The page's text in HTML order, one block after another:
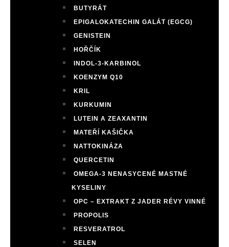
BUTYRÁT
EPIGALOKATECHIN GALÁT (EGCG)
GENISTEIN
HOŘČÍK
INDOL-3-KARBINOL
KOENZYM Q10
KRIL
KURKUMIN
LUTEIN A ZEAXANTIN
MATEŘÍ KAŠIČKA
NATTOKINÁZA
QUERCETIN
OMEGA-3 NENASYCENÉ MASTNÉ
KYSELINY
OPC – EXTRAKT Z JADER RÉVY VINNÉ
PROPOLIS
RESVERATROL
SELEN